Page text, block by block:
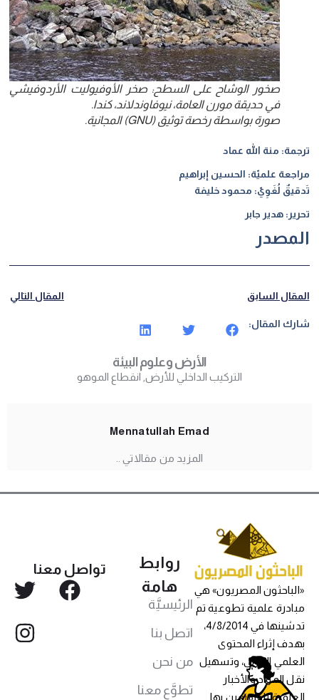
صخور الوشاح على السطح: صخر الأوفيوليت الأردوفيشي
في حديقة مورن العامة، نيوفاوندلاند، كندا.
صورة بواسطة رخصة توثيق (GNU) المجانية.
ترجمة: منة الله عماد
مراجعة علميّة: الحسين إبراهيم
تَدقيقٌ لُغَوِيّ: محمود خليفة
تحرير: هدير جابر
المصدر
المقال السابق المقال التالي
شارك المقال:
الأرض وعلوم البيئة
التركيب الداخلي للأرض انقطاع الموهو
Mennatullah Emad
المزيد من مقالاتي ..
«الباحثون المصريون» هي
مبادرة علمية تطوعية تم
تدشينها في 4/8/2014،
بهدف إثراء المحتوى
العلمي العربي، وتسهيل
نقل المواد والأخبار
العلمية للمهتمين بها
روابط
هامة
الرئيسيَّة
اتصل بنا
من نحن
تطوَّع معنا
تواصل معنا